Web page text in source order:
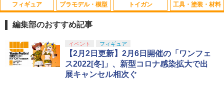
1
【ドリームズ公式】ソニーエンジェル ベ
ジタブルシリーズ アソートボックス（12
個入）
￥14,520
1
東京マルイ パーフェクトヒット BB弾 0.
20g（1600発） メール便 対応商品 ポ
スト投函 ネコポス ゆうパケット
￥848
1
ドリフトタイヤ固定用スポンジテープ
（3mm厚×15mm幅） TP-72B RCパーツ
フィギュア
1
タカラトミー(TAKARA TOMY) T-SPAR
K トランスフォーマー ニューレジェンズ
NL-07 サウンドウェーブ 可動フィギュア
￥4,440
プラモデル・模型
1
BANDAI SPIRITS(バンダイ スピリッツ)
30MS SIS-J00 メルンジャ[カラーA] 色
分け済みプラモデル
￥4,200
トイガン
1
東京マルイ(TOKYO MARUI) No.25 コル
ト ガバメント HG 18歳以上エアーHOP
ハンドガン
￥3,384
工具・塗装・材料
1
GSIクレオス Mr.トップコート 水性プレ
ミアムトップコートスプレー 光沢 88ml
ホビー用仕上材 B601
￥748
編集部のおすすめ記事
イベント フィギュア
【2月2日更新】2月6日開催の「ワンフェ
ス2022[冬]」、新型コロナ感染拡大で出
展キャンセル相次ぐ